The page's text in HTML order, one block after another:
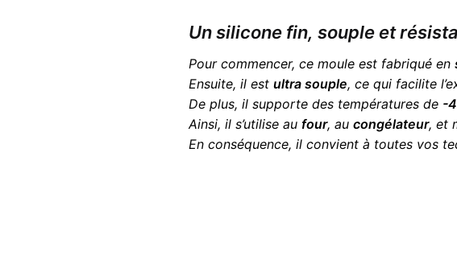
Un silicone fin, souple et
Pour commencer, ce moule est fabriqué en
Ensuite, il est ultra souple, ce qui facilite
De plus, il supporte des températures de -
Ainsi, il s’utilise au four, au congélateur, et
En conséquence, il convient à toutes vos